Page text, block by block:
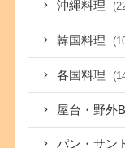
沖縄料理
韓国料理
各国料理
屋台・野外
パン・サン